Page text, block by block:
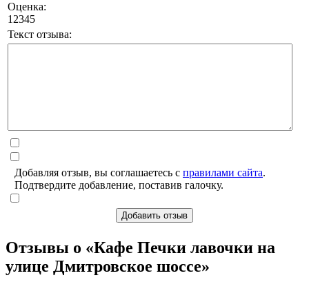
Оценка:
1 2345
Текст отзыва:
Добавляя отзыв, вы соглашаетесь с правилами сайта.
Подтвердите добавление, поставив галочку.
Добавить отзыв
Отзывы о «Кафе Печки лавочки на
улице Дмитровское шоссе»